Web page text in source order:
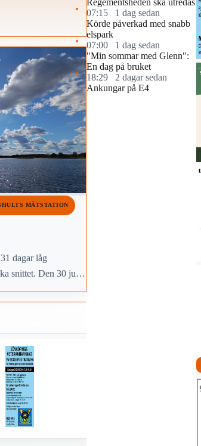
MÄTSTATION
dagar låg
snittet. Den 30 juli
månaden på 83 år.
07:15
1 dag sedan
Körde påverkad med snabb
elspark
07:00
1 dag sedan
"Min sommar med Glenn":
En dag på bruket
18:29
2 dagar sedan
Ankungar på E4